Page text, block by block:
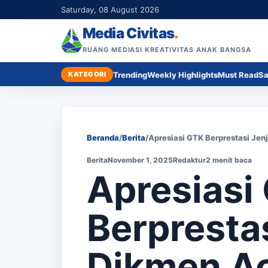
Saturday, 08 August 2026
Media Civitas.
RUANG MEDIASI KREATIVITAS ANAK BANGSA
KATEGORI TrendingWeekly HighlightsMust Read
Beranda/Berita/Apresiasi GTK Berprestasi
BeritaNovember 1, 2025Redaktur2 menit baca
Apresiasi